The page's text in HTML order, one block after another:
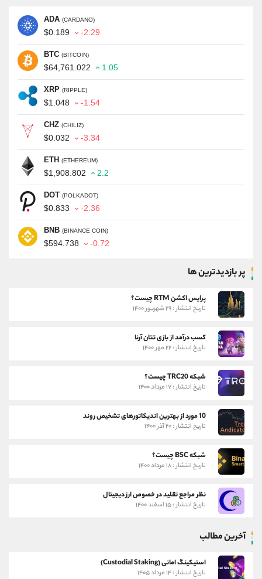
ADA (CARDANO)
$0.189 -2.29
BTC (BITCOIN)
$64,761.022 1.05
XRP (RIPPLE)
$1.048 -1.54
CHZ (CHILIZ)
$0.032 -3.34
ETH (ETHEREUM)
$1,908.802 2.2
DOT (POLKADOT)
$0.833 -2.36
BNB (BINANCE COIN)
$594.738 -0.72
پر بازدیدترین ها
پرایس اکشن RTM چیست؟
تاریخ انتشار : ۲۹ شهریور ۱۴۰۰
کسب درآمد از بازی تتان آرنا
تاریخ انتشار : ۲۲ مهر ۱۴۰۰
شبکه TRC20 چیست؟
تاریخ انتشار : ۱۷ مرداد ۱۴۰۰
10 مورد از بهترین اندیکاتورهای تشخیص روند
تاریخ انتشار : ۲۰ آذر ۱۴۰۰
شبکه BSC چیست؟
تاریخ انتشار : ۱۸ مرداد ۱۴۰۰
نظر مراجع تقلید در خصوص ارز دیجیتال
تاریخ انتشار : ۱۵ اسفند ۱۴۰۰
آخرین مطالب
استیکینگ امانی (Custodial Staking)
تاریخ انتشار : ۱۴ مرداد ۱۴۰۵